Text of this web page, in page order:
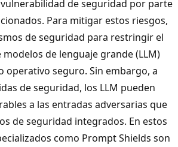
de seguridad por parte
Para mitigar estos riesgos,
de seguridad para restringir el
de lenguaje grande (LLM)
operativo seguro. Sin embargo, a
de seguridad, los LLM pueden
a las entradas adversarias que
de seguridad integrados. En estos
como Prompt Shields son